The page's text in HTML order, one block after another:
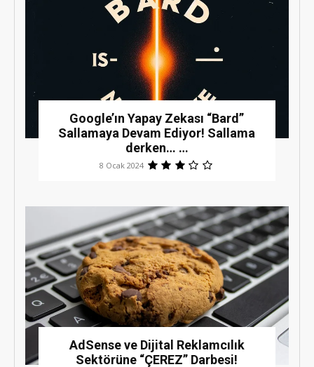
Google’ın Yapay Zekası “Bard”
Sallamaya Devam Ediyor! Sallama
derken… …
8 Ocak 2024
AdSense ve Dijital Reklamcılık
Sektörüne “ÇEREZ” Darbesi!